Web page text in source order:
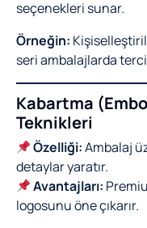
seçenekleri sunar.
Örneğin:
seri ambalajlarda
Kabartma
Teknikleri
Özelliği:Ambalaj
detaylar yaratır.
Avantajları:
logosunu öne çıkarır.